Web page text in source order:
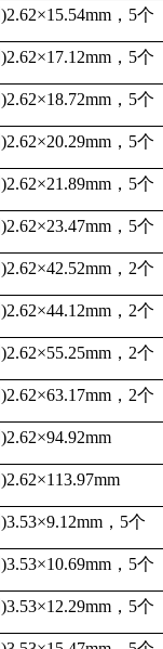
)2.62×15.54mm ， 5个
)2.62×17.12mm ， 5个
)2.62×18.72mm ， 5个
)2.62×20.29mm ， 5个
)2.62×21.89mm ， 5个
)2.62×23.47mm ， 5个
)2.62×42.52mm ， 2个
)2.62×44.12mm ， 2个
)2.62×55.25mm ， 2个
)2.62×63.17mm ， 2个
)2.62×94.92mm
)2.62×113.97mm
)3.53×9.12mm ， 5个
)3.53×10.69mm ， 5个
)3.53×12.29mm ， 5个